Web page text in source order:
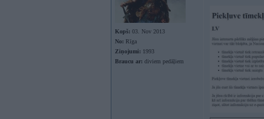
Kopš: 03. Nov 2013
No: Rīga
Ziņojumi: 1993
Braucu ar: diviem pedāļiem